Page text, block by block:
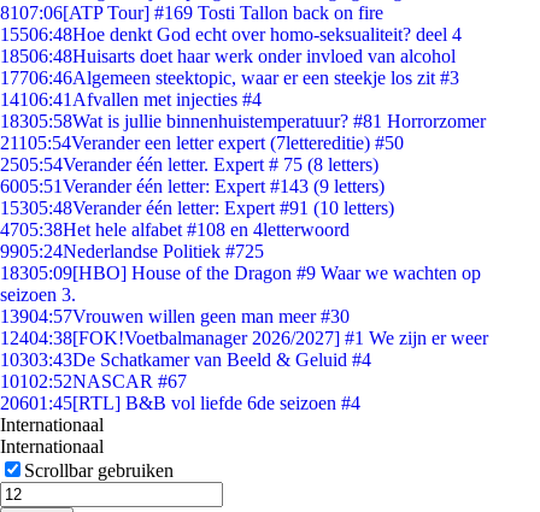
8107:06[ATP Tour] #169 Tosti Tallon back on fire
15506:48Hoe denkt God echt over homo-seksualiteit? deel 4
18506:48Huisarts doet haar werk onder invloed van alcohol
17706:46Algemeen steektopic, waar er een steekje los zit #3
14106:41 Afvallen met injecties #4
18305:58Wat is jullie binnenhuistemperatuur? #81 Horrorzomer
21105:54Verander een letter expert (7lettereditie) #50
2505:54Verander één letter. Expert # 75 (8 letters)
6005:51Verander één letter: Expert #143 (9 letters)
15305:48Verander één letter: Expert #91 (10 letters)
4705:38Het hele alfabet #108 en 4letterwoord
9905:24Nederlandse Politiek #725
18305:09[HBO] House of the Dragon #9 Waar we wachten op
seizoen 3.
13904:57Vrouwen willen geen man meer #30
12404:38[FOK!Voetbalmanager 2026/2027] #1 We zijn er weer
10303:43De Schatkamer van Beeld & Geluid #4
10102:52NASCAR #67
20601:45[RTL] B&B vol liefde 6de seizoen #4
Internationaal
Internationaal
Scrollbar gebruiken